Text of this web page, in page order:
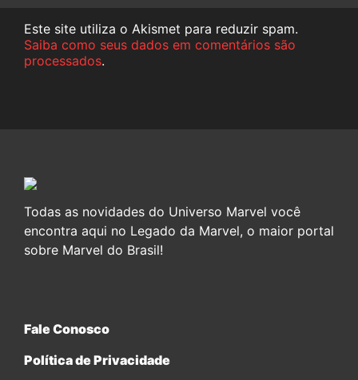
Este site utiliza o Akismet para reduzir spam.
Saiba como seus dados em comentários são
processados.
Todas as novidades do Universo Marvel você
encontra aqui no Legado da Marvel, o maior portal
sobre Marvel do Brasil!
Fale Conosco
Política de Privacidade